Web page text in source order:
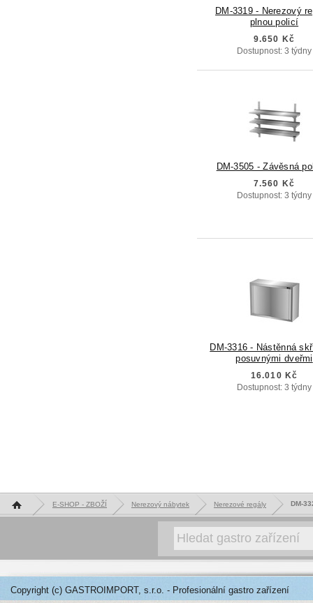
DM-3319 - Nerezový
plnou policí
9.650 Kč
Dostupnost: 3 týdny
DM-3505 - Závěsná
7.560 Kč
Dostupnost: 3 týdny
DM-3316 - Nástěnná
posuvnými dveřmi
16.010 Kč
Dostupnost: 3 týdny
Hlavní stránka E-SHOP - ZBOŽÍ Nerezový nábytek Nerezové regály DM-
Copyright (c) GASTROIMPORT, s.r.o. - Profesionální gastro zařízení